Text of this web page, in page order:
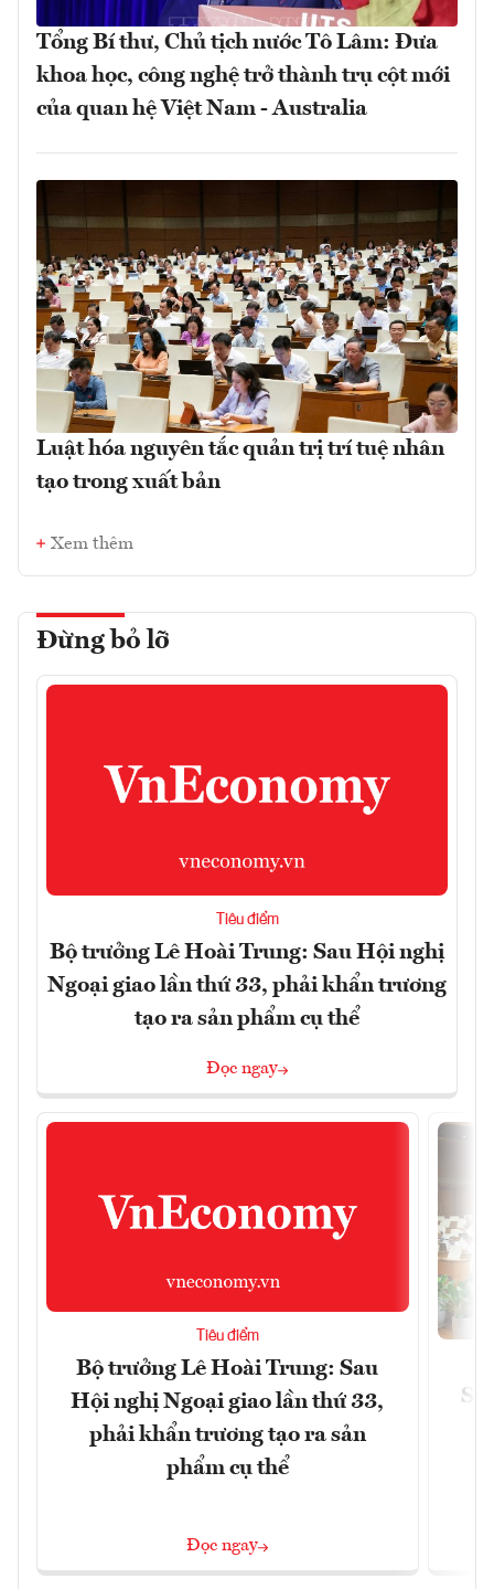
Tổng Bí thư, Chủ tịch nước Tô Lâm: Đưa
khoa học, công nghệ trở thành trụ cột mới
của quan hệ Việt Nam - Australia
Luật hóa nguyên tắc quản trị trí tuệ nhân
tạo trong xuất bản
Xem thêm
Đừng bỏ lỡ
Tiêu điểm
Bộ trưởng Lê Hoài Trung: Sau Hội nghị
Ngoại giao lần thứ 33, phải khẩn trương
tạo ra sản phẩm cụ thể
Đọc ngay
Tiêu điểm
Bộ trưởng Lê Hoài Trung: Sau
Hội nghị Ngoại giao lần thứ 33,
phải khẩn trương tạo ra sản
phẩm cụ thể
Đọc ngay